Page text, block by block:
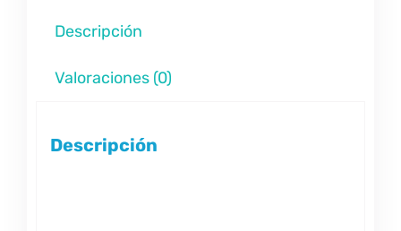
Descripción
Valoraciones (0)
Descripción